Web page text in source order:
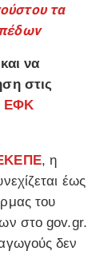
τα
να
στις
ΕΦΚ
, η
έως
του
στο gov.gr.
δεν